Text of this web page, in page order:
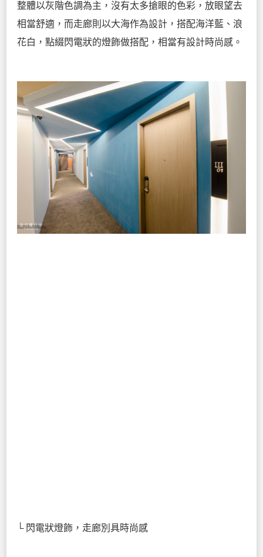
整體以灰階色調為主，沒有太多搶眼的色彩，放眼望去
相當舒適，而走廊則以大海作為設計，搭配海洋藍、浪
花白，點綴閃電狀的燈飾做搭配，相當有設計時尚感。
└ 閃電狀燈飾，走廊別具時尚感